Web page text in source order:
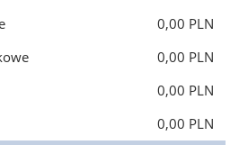
0,00 PLN
0,00 PLN
0,00 PLN
0,00 PLN